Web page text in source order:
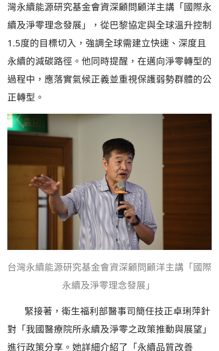
灣永續能源研究基金會資深顧問顧洋主講「國際永
續及淨零理念發展」，從巴黎協定與全球溫升控制
1.5度的目標切入，強調全球需建立快速、深度且
永續的減碳路徑。他同時提醒，在邁向淨零轉型的
過程中，應落實氣候正義並重視保護弱勢群體的公
正轉型。
台灣永續能源研究基金會資深顧問顧洋主講「國際
永續及淨零理念發展」
緊接著，衛生福利部醫事司簡任技正卓琍萍針
對「我國醫療院所永續及淨零之政策推動與展望」
進行政策分享。她詳細介紹了「永續品質改善